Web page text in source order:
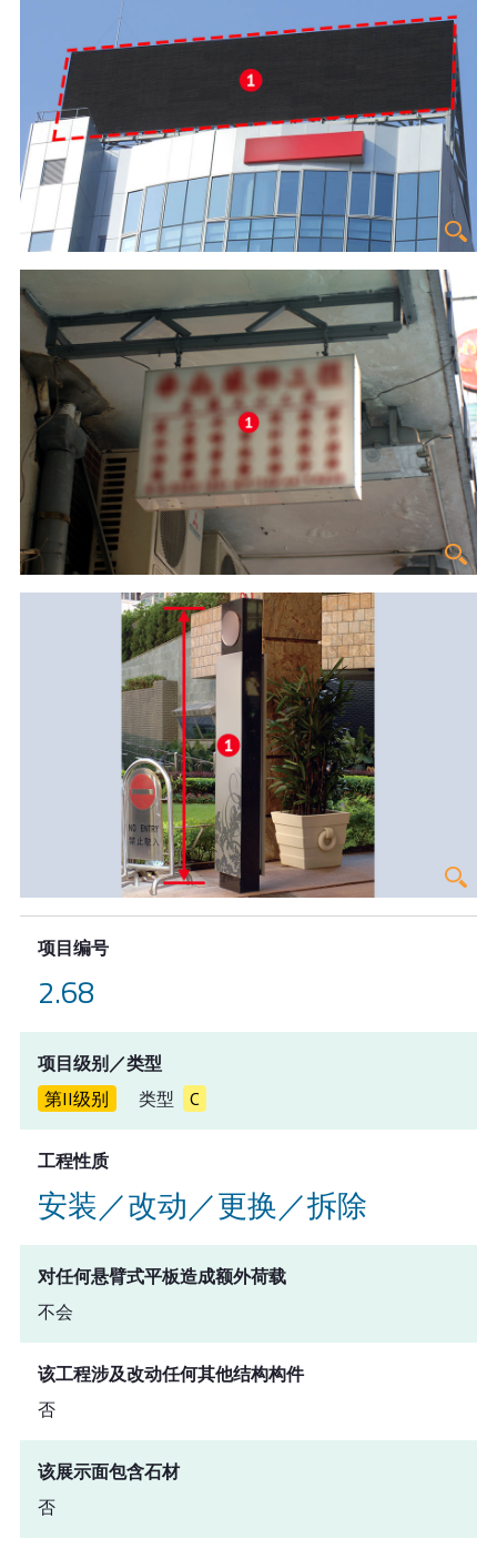
项目编号
2.68
项目级别／类型
第II级别
类型 C
工程性质
安装／改动／更换／拆除
对任何悬臂式平板造成额外荷载
不会
该工程涉及改动任何其他结构构件
否
该展示面包含石材
否